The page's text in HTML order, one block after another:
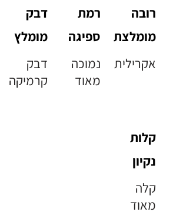
רובה
מומלצת
אקרילית
רמת
ספיגה
נמוכה
מאוד
דבק
מומלץ
דבק
קרמיקה
קלות
נקיון
קלה
מאוד